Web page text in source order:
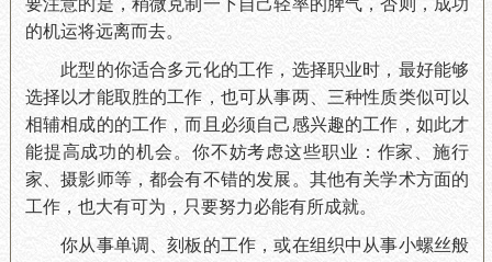
要注意的是，稍微克制一下自己轻率的脾气，否则，成功
的机运将远离而去。
此型的你适合多元化的工作，选择职业时，最好能够
选择以才能取胜的工作，也可从事两、三种性质类似可以
相辅相成的的工作，而且必须自己感兴趣的工作，如此才
能提高成功的机会。你不妨考虑这些职业：作家、施行
家、摄影师等，都会有不错的发展。其他有关学术方面的
工作，也大有可为，只要努力必能有所成就。
你从事单调、刻板的工作，或在组织中从事小螺丝般